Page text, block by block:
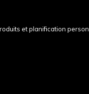
et planification